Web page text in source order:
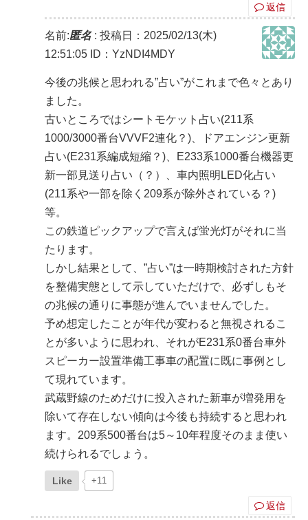
返信
名前:匿名: 投稿日：2025/02/13(木)
12:51:05 ID：YzNDI4MDY
今後の兆候と思われる”占い”がこれまで色々とあり
ました。
古いところではシートモケット占い(211系
1000/3000番台VVVF2連化？)、ドアエンジン更新
占い(E231系編成短縮？)、E233系1000番台機器更
新一部見送り占い（？）、車内照明LED化占い
(211系や一部を除く209系が除外されている？)
等。
この鉄道ピックアップで言えば蛍光灯がそれに当
たります。
しかし結果として、”占い”は一時期検討された方針
を整備実態として示していただけで、必ずしもそ
の兆候の通りに事態が進んでいませんでした。
予め想定したことが年代が変わると無視されるこ
とが多いように思われ、それがE231系0番台車外
スピーカー設置準備工事車の配置に既に事例とし
て現れています。
武蔵野線のためだけに投入された新車が増発用を
除いて存在しない傾向は今後も持続すると思われ
ます。209系500番台は5～10年程度そのまま使い
続けられるでしょう。
Like +11
返信